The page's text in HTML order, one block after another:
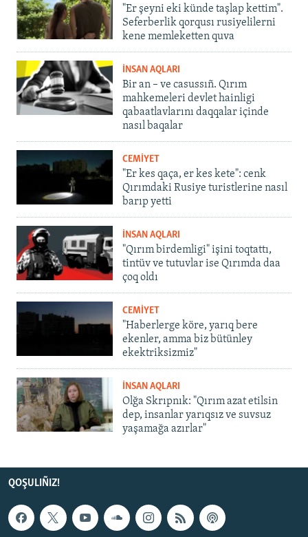
"Er şeyni eki künde taşlap kettim".
Seferberlik qorqusı rusiyelilerni
kene memleketten quva
İNSAN AQLARI
Bir an – ve casussıñ. Qırım
mahkemeleri devlet hainligi
qabaatlavlarını daqqalar içinde
nasıl baqalar
CEMİYET
"Er kes qaça, er kes kete": cenk
Qırımdaki Rusiye turistlerine nasıl
barıp yetti
İNSAN AQLARI
"Qırım birdemligi" işini toqtattı,
tintüv ve tutuvlar ise Qırımda daa
çoq oldı
CEMİYET
"Haberlerge köre, yarıq bere
ekenler, amma biz bütünley
ekektriksizmiz"
İNSAN AQLARI
Olğa Skrıpnık: "Qırım azat etilsin
dep, insanlar yarıqsız ve suvsuz
yaşamağa azırlar"
QOŞULIÑIZ!